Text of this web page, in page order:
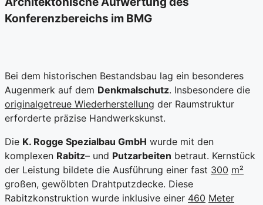
Konferenzbereichs im BMG
Bei dem historischen Bestandsbau lag ein besonderes
Augenmerk auf dem Denkmalschutz. Insbesondere die
originalgetreue Wiederherstellung der Raumstruktur
erforderte präzise Handwerkskunst.
Die K. Rogge Spezialbau GmbH wurde mit den
komplexen Rabitz– und Putzarbeiten betraut. Kernstück
der Leistung bildete die Ausführung einer fast 300 m²
großen, gewölbten Drahtputzdecke. Diese
Rabitzkonstruktion wurde inklusive einer 460 Meter